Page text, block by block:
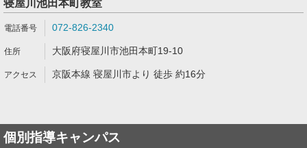
寝屋川池田本町教室
072-826-2340
大阪府寝屋川市池田本町19-10
京阪本線 寝屋川市より 徒歩 約16分
個別指導キャンパス